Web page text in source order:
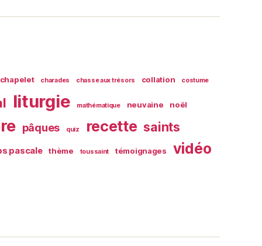
chapelet charades chasse aux trésors collation costume
liturgie mathématique neuvaine noël
pâques quiz recette saints
pascale thème toussaint témoignages vidéo